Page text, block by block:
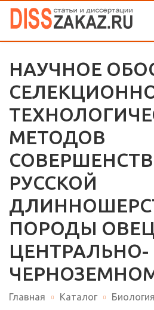
НАУЧНОЕ
МЕТОДОВ
РУССКОЙ
ПОРОДЫ
ЦЕНТРАЛЬНО-
Главная Каталог Биология